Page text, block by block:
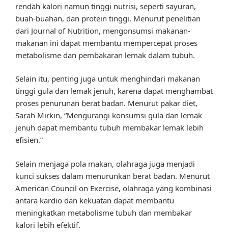
rendah kalori namun tinggi nutrisi, seperti sayuran,
buah-buahan, dan protein tinggi. Menurut penelitian
dari Journal of Nutrition, mengonsumsi makanan-
makanan ini dapat membantu mempercepat proses
metabolisme dan pembakaran lemak dalam tubuh.
Selain itu, penting juga untuk menghindari makanan
tinggi gula dan lemak jenuh, karena dapat menghambat
proses penurunan berat badan. Menurut pakar diet,
Sarah Mirkin, “Mengurangi konsumsi gula dan lemak
jenuh dapat membantu tubuh membakar lemak lebih
efisien.”
Selain menjaga pola makan, olahraga juga menjadi
kunci sukses dalam menurunkan berat badan. Menurut
American Council on Exercise, olahraga yang kombinasi
antara kardio dan kekuatan dapat membantu
meningkatkan metabolisme tubuh dan membakar
kalori lebih efektif.